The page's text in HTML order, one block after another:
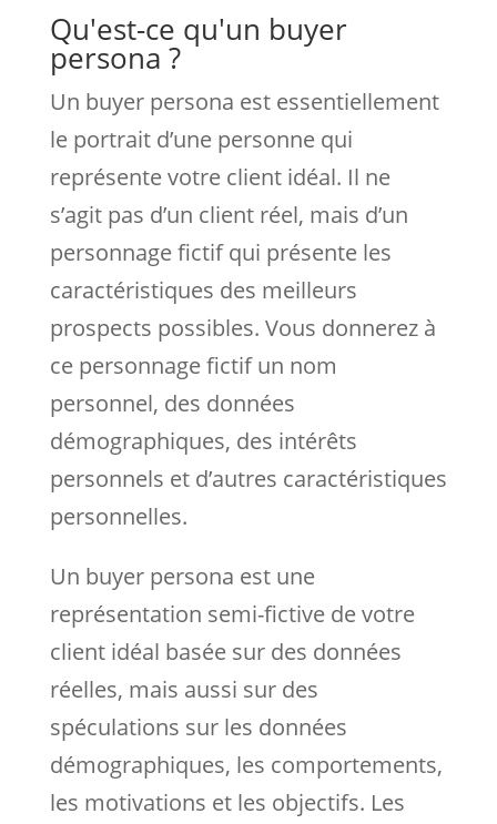
Qu'est-ce qu'un buyer
persona ?
Un buyer persona est essentiellement
le portrait d’une personne qui
représente votre client idéal. Il ne
s’agit pas d’un client réel, mais d’un
personnage fictif qui présente les
caractéristiques des meilleurs
prospects possibles. Vous donnerez à
ce personnage fictif un nom
personnel, des données
démographiques, des intérêts
personnels et d’autres caractéristiques
personnelles.
Un buyer persona est une
représentation semi-fictive de votre
client idéal basée sur des données
réelles, mais aussi sur des
spéculations sur les données
démographiques, les comportements,
les motivations et les objectifs. Les